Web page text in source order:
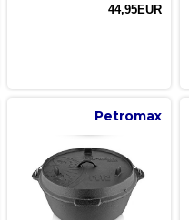
44,95EUR
Petromax